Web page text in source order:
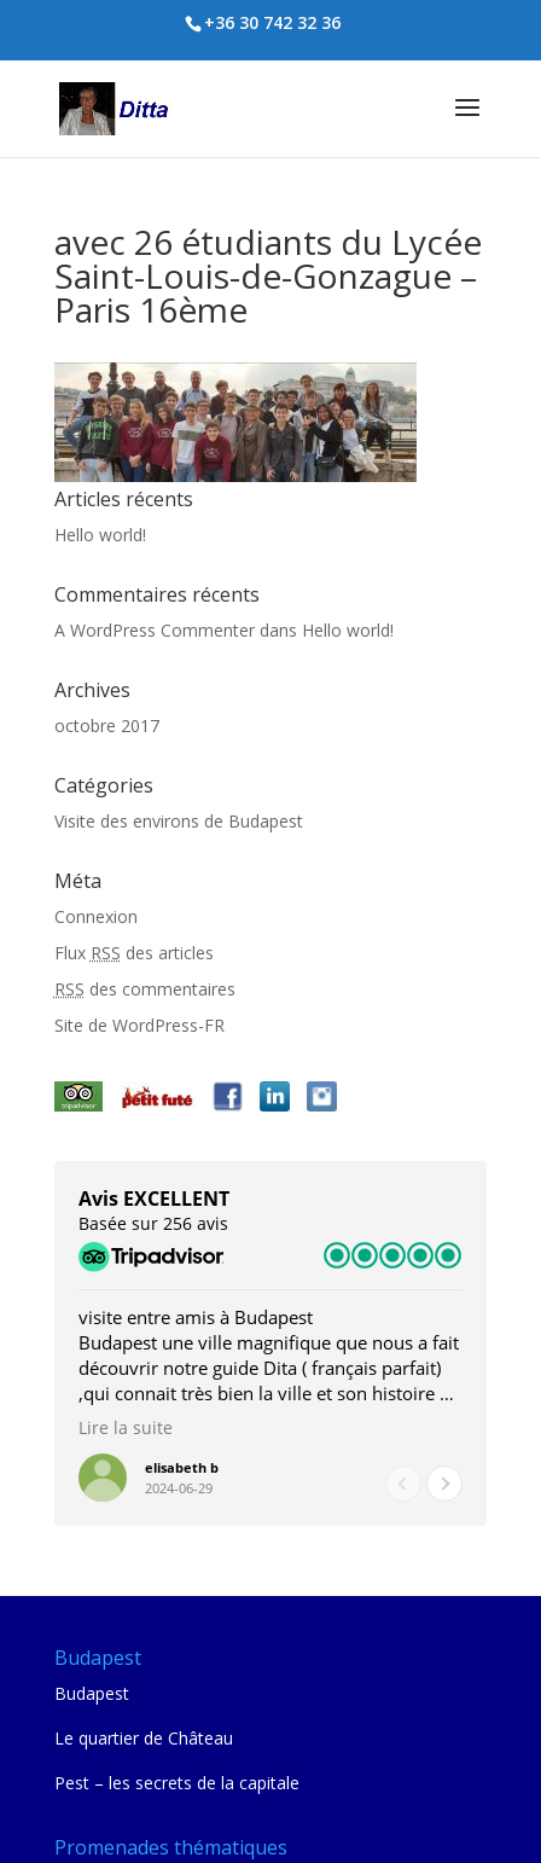
+36 30 742 32 36
avec 26 étudiants du Lycée
Saint-Louis-de-Gonzague –
Paris 16ème
Articles récents
Hello world!
Commentaires récents
A WordPress Commenterdans Hello world!
Archives
octobre 2017
Catégories
Visite des environs de Budapest
Méta
Connexion
Flux RSS des articles
RSS des commentaires
Site de WordPress-FR
Avis EXCELLENT
Basée sur 256 avis
visite entre amis à Budapest
Budapest une ville magnifique que nous a fait
découvrir notre guide Dita ( français parfait)
,qui connait très bien la ville et son histoire et
qui nous a permis d'accéder à des lieux
pour les restaurants . A la fin de notre séjour
nous étions plus avec une amie qu' une guide
Lire la suite
elisabeth b
2024-06-29
Budapest
Budapest
Le quartier de Château
Pest – les secrets de la capitale
Promenades thématiques